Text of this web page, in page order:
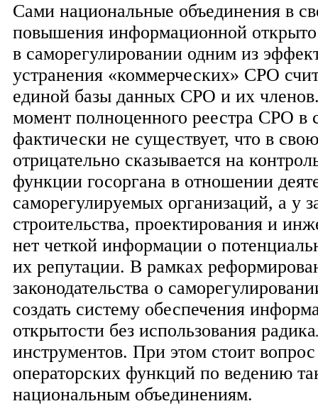
Сами национальные объединения в
повышения информационной
в саморегулировании одним из
устранения «коммерческих» СРО
единой базы данных СРО и их
момент полноценного реестра СРО в
фактически не существует, что в
отрицательно сказывается на
функции госоргана в отношении
саморегулируемых организаций, а у
строительства, проектирования и
нет четкой информации о
их репутации. В рамках
законодательства о
создать систему обеспечения
открытости без использования
инструментов. При этом стоит
операторских функций по ведению
национальным объединениям.